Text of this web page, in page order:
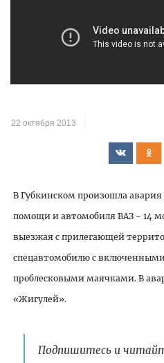
22 октября 2013
В Губкинском произошла авария
помощи и автомобиля ВАЗ - 14
выезжая с прилегающей
спецавтомобилю с
проблесковыми маячками. В
«Жигулей».
Подпишитесь и